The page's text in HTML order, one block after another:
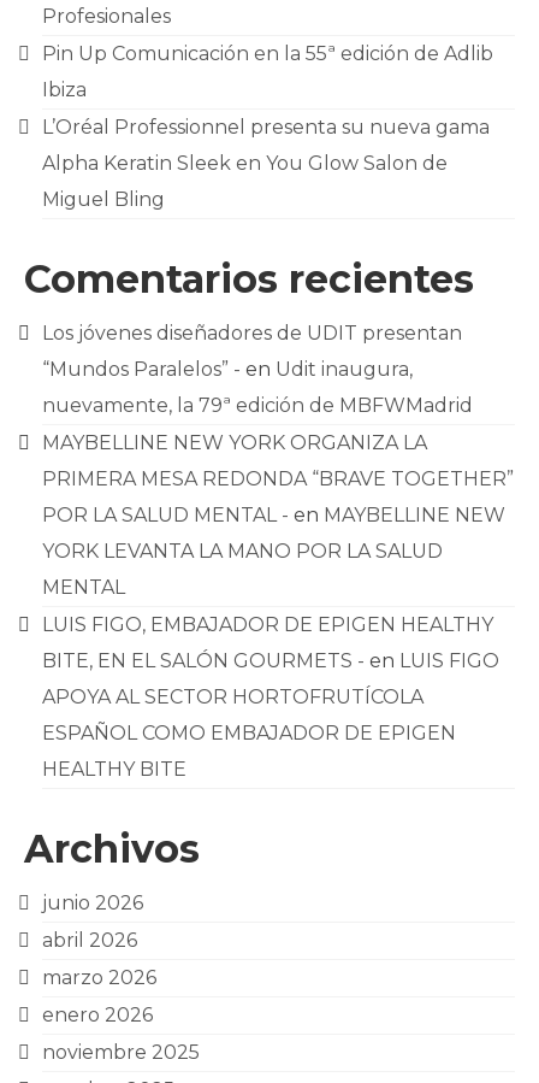
Profesionales
Pin Up Comunicación en la 55ª edición de Adlib
Ibiza
L’Oréal Professionnel presenta su nueva gama
Alpha Keratin Sleek en You Glow Salon de
Miguel Bling
Comentarios recientes
Los jóvenes diseñadores de UDIT presentan
“Mundos Paralelos” - en Udit inaugura,
nuevamente, la 79ª edición de MBFWMadrid
MAYBELLINE NEW YORK ORGANIZA LA
PRIMERA MESA REDONDA “BRAVE TOGETHER”
POR LA SALUD MENTAL - en MAYBELLINE NEW
YORK LEVANTA LA MANO POR LA SALUD
MENTAL
LUIS FIGO, EMBAJADOR DE EPIGEN HEALTHY
BITE, EN EL SALÓN GOURMETS - en LUIS FIGO
APOYA AL SECTOR HORTOFRUTÍCOLA
ESPAÑOL COMO EMBAJADOR DE EPIGEN
HEALTHY BITE
Archivos
junio 2026
abril 2026
marzo 2026
enero 2026
noviembre 2025